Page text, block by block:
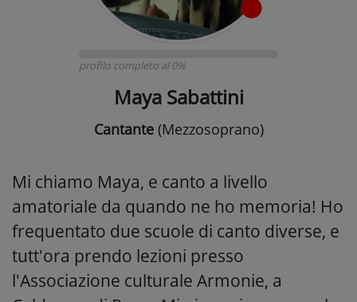
profilo completo al 0%
Maya Sabattini
Cantante(Mezzosoprano)
Mi chiamo Maya, e canto a livello
amatoriale da quando ne ho memoria! Ho
frequentato due scuole di canto diverse, e
tutt'ora prendo lezioni presso
l'Associazione culturale Armonie, a